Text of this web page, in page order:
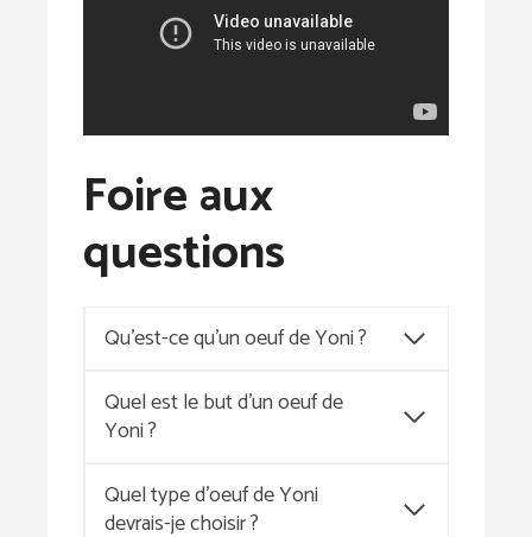
Foire aux
questions
Qu’est-ce qu’un oeuf de Yoni ?
Quel est le but d’un oeuf de
Yoni ?
Quel type d’oeuf de Yoni
devrais-je choisir ?